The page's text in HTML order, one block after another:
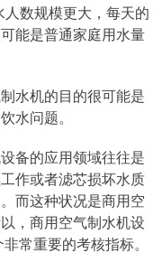
数规模更大，每天的
能是普通家庭用水量
水机的目的很可能是
水问题。
备的应用领域往往是
作或者滤芯损坏水质
而这种状况是商用空
，商用空气制水机设
常重要的考核指标。